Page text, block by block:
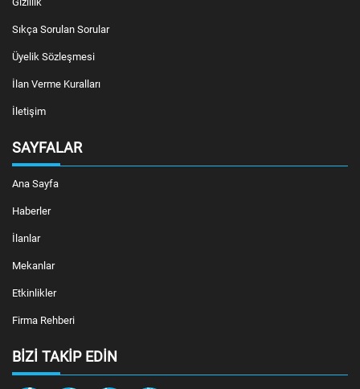
Sıkça Sorulan Sorular
Üyelik Sözleşmesi
İlan Verme Kuralları
İletişim
SAYFALAR
Ana Sayfa
Haberler
İlanlar
Mekanlar
Etkinlikler
Firma Rehberi
BIZI TAKIP EDIN